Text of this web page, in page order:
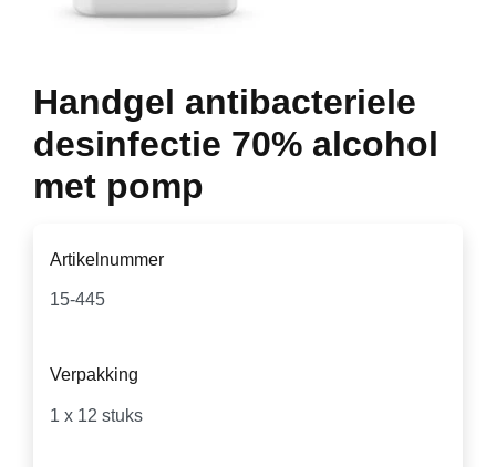
Handgel antibacteriele
desinfectie 70% alcohol
met pomp
Artikelnummer
Verpakking